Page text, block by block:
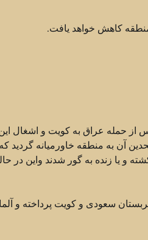
کاهش خواهد یافت.
به منطقه خاورمیانه گردید